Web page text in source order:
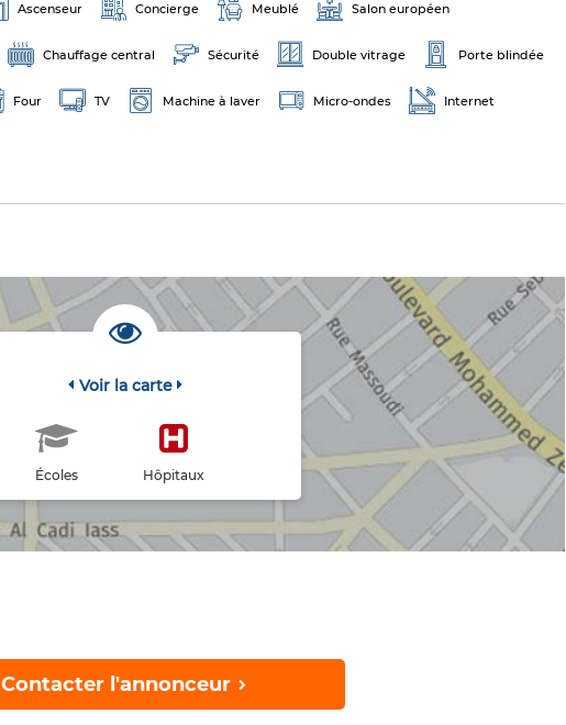
Ascenseur Concierge Meublé Salon européen
Chauffage central Sécurité Double vitrage Porte blindée
Four TV Machine à laver Micro-ondes Internet
Voir la carte
Écoles Hôpitaux
Contacter l'annonceur